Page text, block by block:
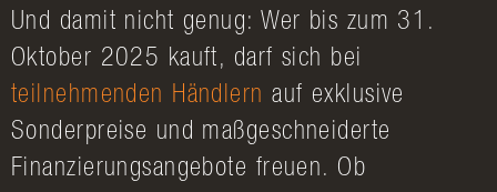
Und damit nicht genug: Wer bis zum 31.
Oktober 2025 kauft, darf sich bei
teilnehmenden Händlern auf exklusive
Sonderpreise und maßgeschneiderte
Finanzierungsangebote freuen. Ob